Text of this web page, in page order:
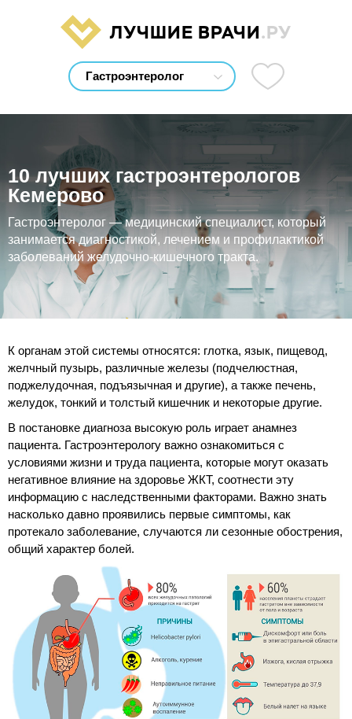
ЛУЧШИЕ ВРАЧИ.РУ
10 лучших гастроэнтерологов
Кемерово
Гастроэнтеролог — медицинский специалист, который
занимается диагностикой, лечением и профилактикой
заболеваний желудочно-кишечного тракта.
К органам этой системы относятся: глотка, язык, пищевод,
желчный пузырь, различные железы (подчелюстная,
поджелудочная, подъязычная и другие), а также печень,
желудок, тонкий и толстый кишечник и некоторые другие.
В постановке диагноза высокую роль играет анамнез
пациента. Гастроэнтерологу важно ознакомиться с
условиями жизни и труда пациента, которые могут оказать
негативное влияние на здоровье ЖКТ, соотнести эту
информацию с наследственными факторами. Важно знать
насколько давно проявились первые симптомы, как
протекало заболевание, случаются ли сезонные обострения,
общий характер болей.